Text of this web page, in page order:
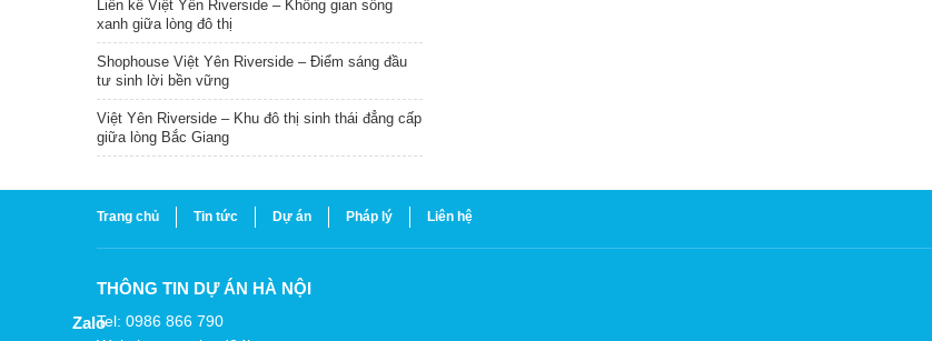
Liền kề Việt Yên Riverside – Không gian sống
xanh giữa lòng đô thị
Shophouse Việt Yên Riverside – Điểm sáng đầu
tư sinh lời bền vững
Việt Yên Riverside – Khu đô thị sinh thái đẳng cấp
giữa lòng Bắc Giang
Trang chủ Tin tức Dự án Pháp lý Liên hệ
THÔNG TIN DỰ ÁN HÀ NỘI
Tel: 0986 866 790
Zalo